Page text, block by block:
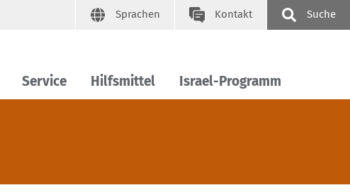
Sprachen Kontakt Suche
Service Hilfsmittel Israel-Programm